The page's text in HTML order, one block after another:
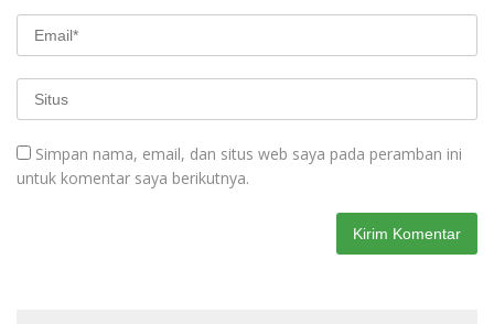
Simpan nama, email, dan situs web saya pada peramban ini
untuk komentar saya berikutnya.